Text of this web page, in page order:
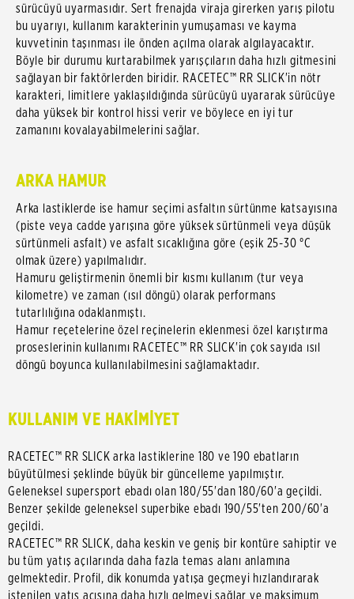
sürücüyü uyarmasıdır. Sert frenajda viraja girerken yarış pilotu
bu uyarıyı, kullanım karakterinin yumuşaması ve kayma
kuvvetinin taşınması ile önden açılma olarak algılayacaktır.
Böyle bir durumu kurtarabilmek yarışçıların daha hızlı gitmesini
sağlayan bir faktörlerden biridir. RACETEC™ RR SLICK'in nötr
karakteri, limitlere yaklaşıldığında sürücüyü uyararak sürücüye
daha yüksek bir kontrol hissi verir ve böylece en iyi tur
zamanını kovalayabilmelerini sağlar.
ARKA HAMUR
Arka lastiklerde ise hamur seçimi asfaltın sürtünme katsayısına
(piste veya cadde yarışına göre yüksek sürtünmeli veya düşük
sürtünmeli asfalt) ve asfalt sıcaklığına göre (eşik 25-30 °C
olmak üzere) yapılmalıdır.
Hamuru geliştirmenin önemli bir kısmı kullanım (tur veya
kilometre) ve zaman (ısıl döngü) olarak performans
tutarlılığına odaklanmıştı.
Hamur reçetelerine özel reçinelerin eklenmesi özel karıştırma
proseslerinin kullanımı RACETEC™ RR SLICK'in çok sayıda ısıl
döngü boyunca kullanılabilmesini sağlamaktadır.
KULLANIM VE HAKİMİYET
RACETEC™ RR SLICK arka lastiklerine 180 ve 190 ebatların
büyütülmesi şeklinde büyük bir güncelleme yapılmıştır.
Geleneksel supersport ebadı olan 180/55'dan 180/60'a geçildi.
Benzer şekilde geleneksel superbike ebadı 190/55'ten 200/60'a
geçildi.
RACETEC™ RR SLICK, daha keskin ve geniş bir kontüre sahiptir ve
bu tüm yatış açılarında daha fazla temas alanı anlamına
gelmektedir. Profil, dik konumda yatışa geçmeyi hızlandırarak
istenilen yatış açısına daha hızlı gelmeyi sağlar ve maksimum